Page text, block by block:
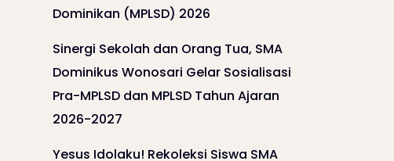
Dominikan (MPLSD) 2026
Sinergi Sekolah dan Orang Tua, SMA
Dominikus Wonosari Gelar Sosialisasi
Pra-MPLSD dan MPLSD Tahun Ajaran
2026-2027
Yesus Idolaku! Rekoleksi Siswa SMA